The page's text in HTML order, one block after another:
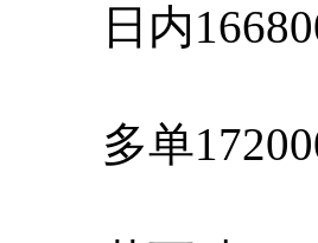
日内
多单